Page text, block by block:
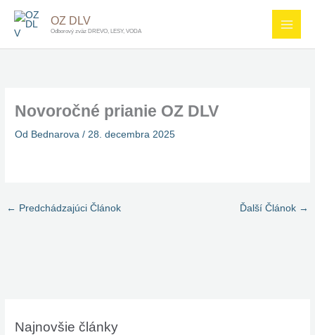
Preskočiť
OZ DLV
Odborový zväz DREVO, LESY, VODA
Novoročné prianie OZ DLV
Od Bednarova/28. decembra 2025
← Predchádzajúci Článok Ďalší Článok →
Najnovšie články